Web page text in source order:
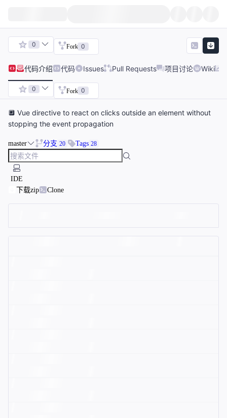
0 Fork 0
代码介绍 代码 Issues Pull Requests 项目讨论 Wiki
0 Fork 0
🔲 Vue directive to react on clicks outside an element without
stopping the event propagation
master 分支 20 Tags 28
IDE
下载zip
Clone